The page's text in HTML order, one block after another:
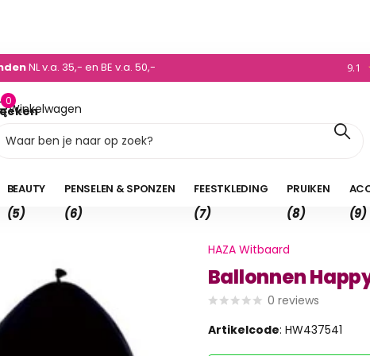
- 450 882
NL v.a. 35,- en BE v.a. 50,- 9.1
Winkelwagen
0
0,00
BEAUTY
(5)
PENSELEN & SPONZEN
(6)
FEESTKLEDING
(7)
PRUIKEN
(8) (9)
HAZA Witbaard
Ballonnen
0 reviews
Artikelcode: HW437541